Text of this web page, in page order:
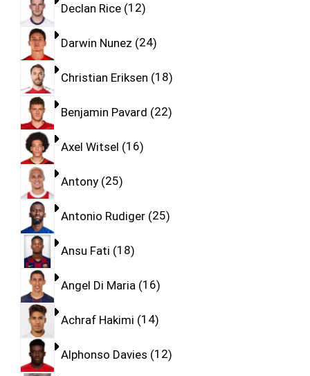
Declan Rice 12
Darwin Nunez 24
Christian Eriksen 18
Benjamin Pavard 22
Axel Witsel 16
Antony 25
Antonio Rudiger 25
Ansu Fati 18
Angel Di Maria 16
Achraf Hakimi 14
Alphonso Davies 12